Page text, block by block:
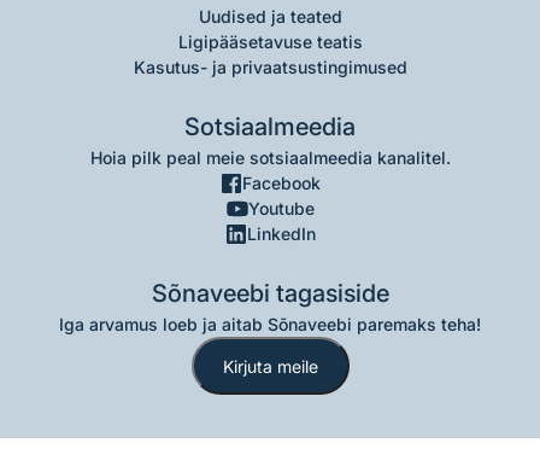
Uudised ja teated
Ligipääsetavuse teatis
Kasutus- ja privaatsustingimused
Sotsiaalmeedia
Hoia pilk peal meie sotsiaalmeedia kanalitel.
Facebook
Youtube
LinkedIn
Sõnaveebi tagasiside
Iga arvamus loeb ja aitab Sõnaveebi paremaks teha!
Kirjuta meile